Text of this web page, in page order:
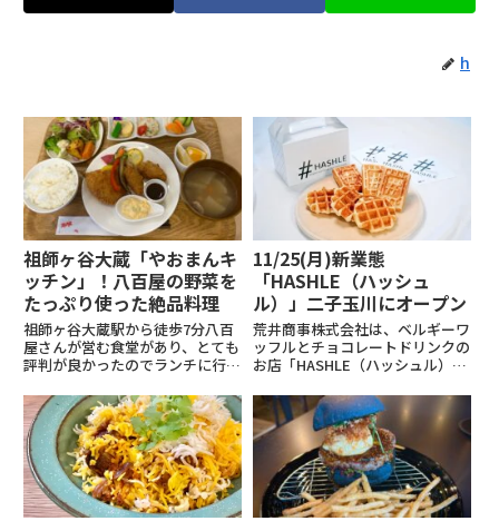
h
祖師ヶ谷大蔵「やおまんキ
ッチン」！八百屋の野菜を
たっぷり使った絶品料理
祖師ヶ谷大蔵駅から徒歩7分八百
屋さんが営む食堂があり、とても
評判が良かったのでランチに行っ
い。平日昼間ですが５〜6組のお
客様がいて八百屋さんの野菜を買
いに来ている人もいたので賑わっ
ていました。店内には有名人の
サ...
11/25(月)新業態
「HASHLE（ハッシュ
ル）」二子玉川にオープン
荒井商事株式会社は、ベルギーワ
ッフルとチョコレートドリンクの
お店「HASHLE（ハッシュル）」
（月）に二子玉川ライズS.C.内で
オープンします。名物の「リエー
ジュワッフル」や具材を包み込ん
だ「ハッシュルワッ...